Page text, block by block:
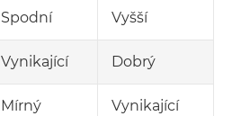
Spodní Vyšší
Vynikající Dobrý
Mírný Vynikající